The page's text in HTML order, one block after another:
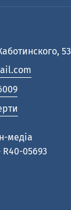
53
медіа
R40-05693